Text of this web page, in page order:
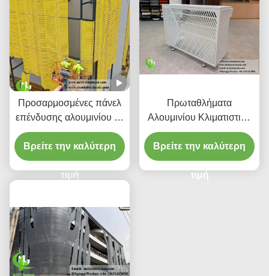
Προσαρμοσμένες πάνελ
επένδυσης αλουμινίου με
διάτρητο CNC με κράμα
3003 H14/H24 και
επίστρωση PVDF για
προσόψεις
Βρείτε την καλύτερη
τιμή
Πρωταθλήματα
Αλουμινίου Κλιματιστικά
Κάλυβες
Βρείτε την καλύτερη
τιμή